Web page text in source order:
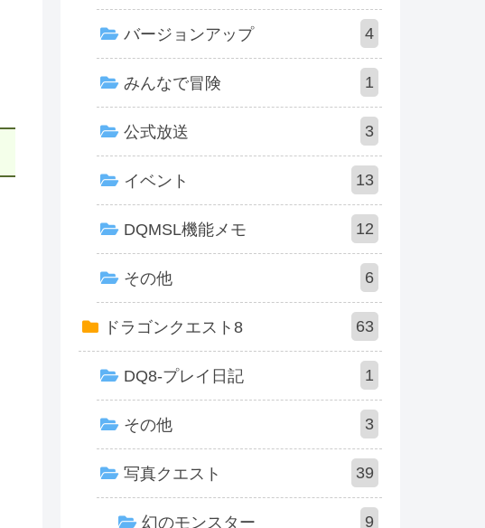
バージョンアップ 4
みんなで冒険 1
公式放送 3
イベント 13
DQMSL機能メモ 12
その他 6
ドラゴンクエスト8 63
DQ8-プレイ日記 1
その他 3
写真クエスト 39
幻のモンスター 9